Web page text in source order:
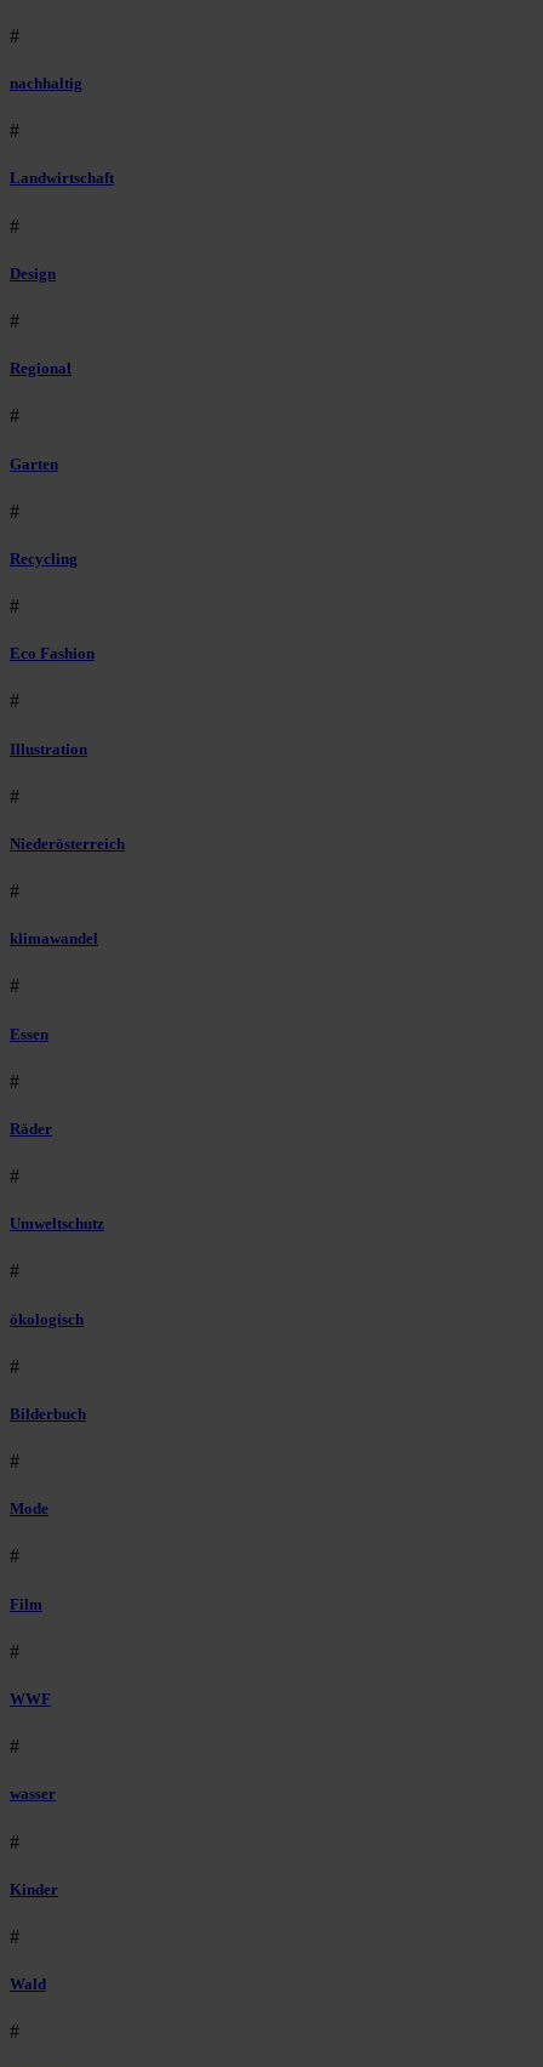
#
nachhaltig
#
Landwirtschaft
#
Design
#
Regional
#
Garten
#
Recycling
#
Eco Fashion
#
Illustration
#
Niederösterreich
#
klimawandel
#
Essen
#
Räder
#
Umweltschutz
#
ökologisch
#
Bilderbuch
#
Mode
#
Film
#
WWF
#
wasser
#
Kinder
#
Wald
#